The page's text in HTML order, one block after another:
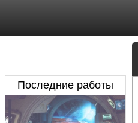
Последние работы